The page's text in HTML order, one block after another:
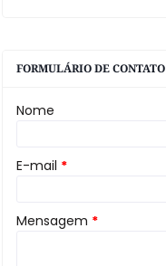
FORMULÁRIO DE CONTATO
Nome
E-mail *
Mensagem *